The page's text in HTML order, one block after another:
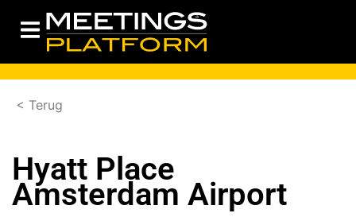
< Terug
Hyatt Place
Amsterdam Airport